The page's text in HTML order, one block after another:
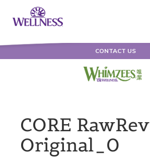
CONTACT US
CORE RawRev
Original_0